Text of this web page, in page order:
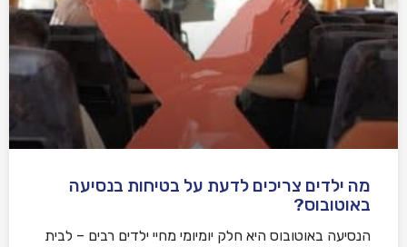
מה ילדים צריכים לדעת על בטיחות בנסיעה
באוטובוס?
הנסיעה באוטובוס היא חלק יומיומי מחיי ילדים רבים – לבית